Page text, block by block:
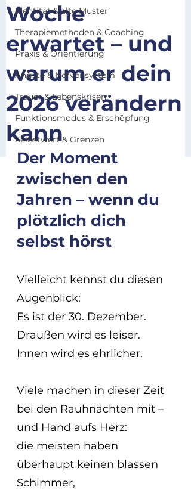
Identität & alte Muster
Therapiemethoden & Coaching
Praxis & Orientierung
Ängste & Nervensystem
Trauer & Lebenskrisen
Funktionsmodus & Erschöpfung
Selbstwert & Grenzen
Woche
erwartet – und
warum er dein
2026 verändern
kann
Der Moment
zwischen den
Jahren – wenn du
plötzlich dich
selbst hörst
Vielleicht kennst du diesen
Augenblick:
Es ist der 30. Dezember.
Draußen wird es leiser.
Innen wird es ehrlicher.
Viele machen in dieser Zeit
bei den Rauhnächten mit –
und Hand aufs Herz:
die meisten haben
überhaupt keinen blassen
Schimmer,